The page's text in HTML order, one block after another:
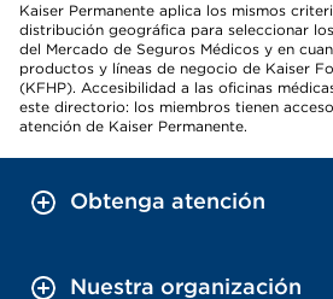
Kaiser Permanente aplica los mismos
distribución geográfica para seleccionar
del Mercado de Seguros Médicos y en
productos y líneas de negocio de Kaiser
(KFHP). Accesibilidad a las oficinas
este directorio: los miembros tienen
atención de Kaiser Permanente.
Obtenga atención
Nuestra organización